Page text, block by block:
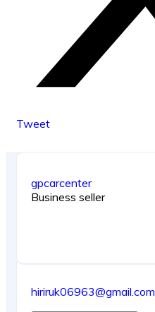
Tweet
gpcarcenter
Business seller
hiriruk06963@gmail.com